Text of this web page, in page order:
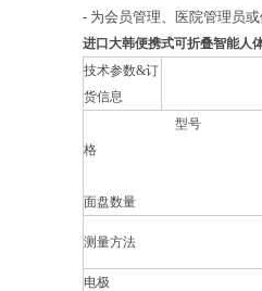
- 为会员管理、医院管理员
进口大韩便携式可折叠智能人
技术参数&订
货信息
型号
格
面盘数量
测量方法
电极